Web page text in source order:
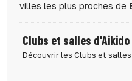
villes les plus proches de
Clubs et salles d'Aikido
Découvrir les Clubs et